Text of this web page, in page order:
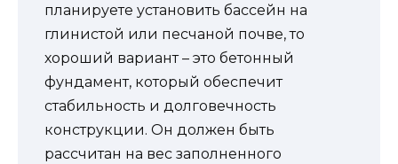
планируете установить бассейн на
глинистой или песчаной почве, то
хороший вариант – это бетонный
фундамент, который обеспечит
стабильность и долговечность
конструкции. Он должен быть
рассчитан на вес заполненного